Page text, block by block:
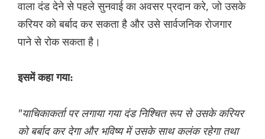
वाला दंड देने से पहले सुनवाई का अवसर प्रदान करे, जो उसके
करियर को बर्बाद कर सकता है और उसे सार्वजनिक रोजगार
पाने से रोक सकता है।
इसमें कहा गया:
"याचिकाकर्ता पर लगाया गया दंड निश्चित रूप से उसके करियर
को बर्बाद कर देगा और भविष्य में उसके साथ कलंक रहेगा तथा